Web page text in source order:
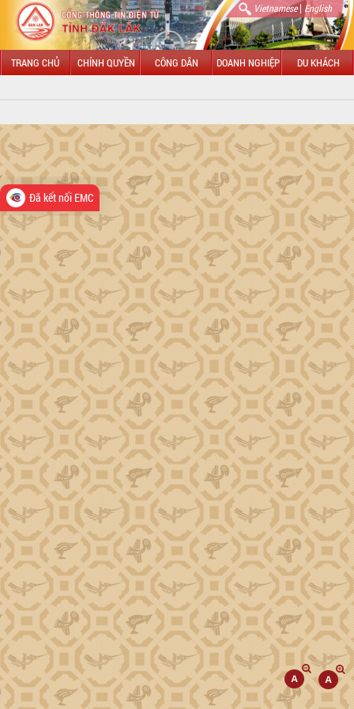
Vietnamese| English
TRANG CHỦ CHÍNH QUYỀN CÔNG DÂN DOANH NGHIỆP DU KHÁCH
Tổng quan Đắk Lắk
HĐND tỉnh Đắk Lắk
UBND tỉnh Đắk Lắk
LÃNH ĐẠO UBND TỈNH
Chủ tịch Đỗ Hữu Huy
Phó Chủ tịch Hồ Thị Nguyên Thảo
Phó Chủ tịch Nguyễn Thiên Văn
Phó Chủ tịch Trương Công Thái
Phó Chủ tịch Đào Mỹ
Phó Chủ tịch Y Nhuân Byă
TIN TỨC SỰ KIỆN
Tiếp cận thông tin
Kinh tế
Đột phá phát triển KHCN, ĐMST, CĐS
Văn hóa, Xã hội
Giảm nghèo về thông tin
Cải cách hành chính
Giáo dục, Khoa học, Công nghệ
Chương trình tái canh cây cà phê
Đã kết nối EMC